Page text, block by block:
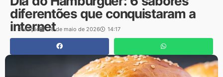
diferentões que conquistaram a
internet
Redação 28 de maio de 2026 14:17